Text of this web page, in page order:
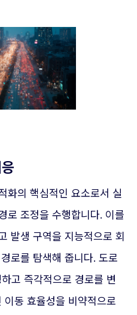
화의 핵심적인 요소로서 실
로 조정을 수행합니다. 이를
발생 구역을 지능적으로 회
로를 탐색해 줍니다. 도로
고 즉각적으로 경로를 변
동 효율성을 비약적으로